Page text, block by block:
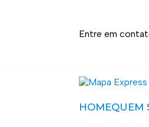
Entre em
HOME